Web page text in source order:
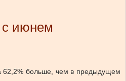
с июнем
62,2% больше, чем в предыдущем